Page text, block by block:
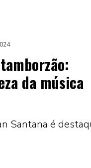
da música
Santana é